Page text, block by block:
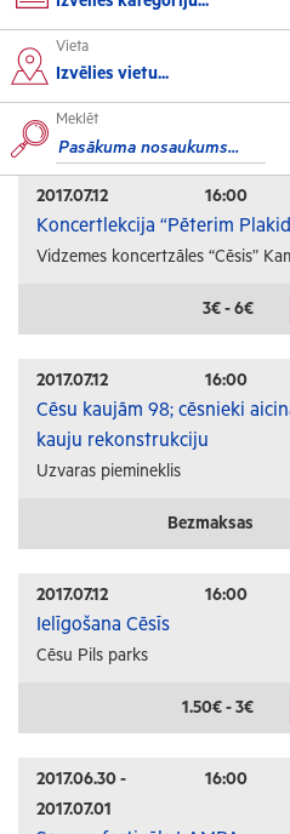
Kultūra
Izstādes
Koncerti
Izrādes
Festivāli un svētki
Kino
Citi pasākumi
Sports
Florbols
Slēpošana
Izglītība
Konferences
Kursi un semināri
Radošās darbnīcas
Lekcijas
Vieta
Izvēlies vietu...
Meklēt
2017.07.12 16:00
Koncertlekcija “Pēterim
Vidzemes koncertzāles “Cēsis”
3€ - 6€
2017.07.12 16:00
Cēsu kaujām 98; cēsnieki
kauju rekonstrukciju
Uzvaras piemineklis
Bezmaksas
2017.07.12 16:00
Ielīgošana Cēsīs
Cēsu Pils parks
1.50€ - 3€
2017.06.30 -
2017.07.01
16:00